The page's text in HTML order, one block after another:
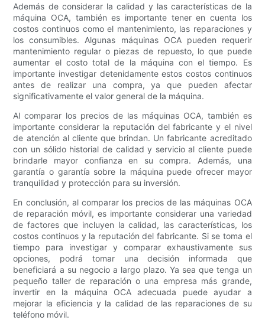
Además de considerar la calidad y las características de la
máquina OCA, también es importante tener en cuenta los
costos continuos como el mantenimiento, las reparaciones y
los consumibles. Algunas máquinas OCA pueden requerir
mantenimiento regular o piezas de repuesto, lo que puede
aumentar el costo total de la máquina con el tiempo. Es
importante investigar detenidamente estos costos continuos
antes de realizar una compra, ya que pueden afectar
significativamente el valor general de la máquina.
Al comparar los precios de las máquinas OCA, también es
importante considerar la reputación del fabricante y el nivel
de atención al cliente que brindan. Un fabricante acreditado
con un sólido historial de calidad y servicio al cliente puede
brindarle mayor confianza en su compra. Además, una
garantía o garantía sobre la máquina puede ofrecer mayor
tranquilidad y protección para su inversión.
En conclusión, al comparar los precios de las máquinas OCA
de reparación móvil, es importante considerar una variedad
de factores que incluyen la calidad, las características, los
costos continuos y la reputación del fabricante. Si se toma el
tiempo para investigar y comparar exhaustivamente sus
opciones, podrá tomar una decisión informada que
beneficiará a su negocio a largo plazo. Ya sea que tenga un
pequeño taller de reparación o una empresa más grande,
invertir en la máquina OCA adecuada puede ayudar a
mejorar la eficiencia y la calidad de las reparaciones de su
teléfono móvil.